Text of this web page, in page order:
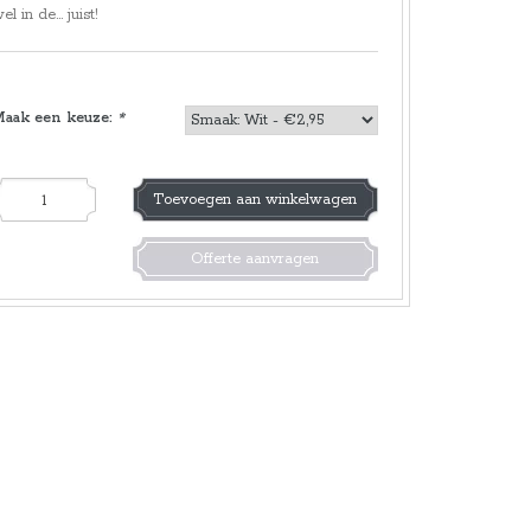
in de... juist!
een keuze: *
Toevoegen aan winkelwagen
Offerte aanvragen